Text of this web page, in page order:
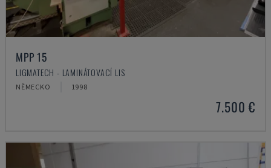
MPP 15
LIGMATECH - LAMINÁTOVACÍ LIS
NĚMECKO 1998
7.500 €